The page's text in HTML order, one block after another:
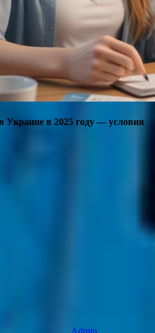
Украине в 2025 году — условия
Admin